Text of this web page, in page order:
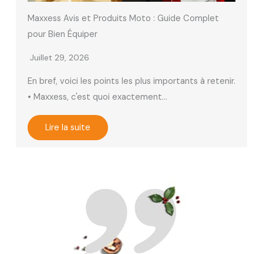
Maxxess Avis et Produits Moto : Guide Complet
pour Bien Équiper
Juillet 29, 2026
En bref, voici les points les plus importants à retenir.
• Maxxess, c'est quoi exactement…
Lire la suite